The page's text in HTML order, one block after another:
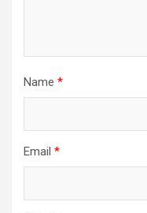
Name *
Email *